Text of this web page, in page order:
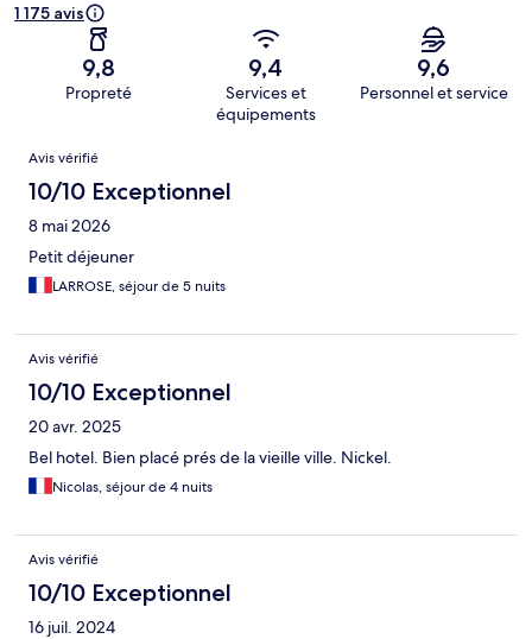
1 175 avis
9,8
Propreté
9,4
Services et
équipements
9,6
Personnel et service
Avis
Avis vérifié
10/10 Exceptionnel
8 mai 2026
Petit déjeuner
LARROSE, séjour de 5 nuits
Avis vérifié
10/10 Exceptionnel
20 avr. 2025
Bel hotel. Bien placé prés de la vieille ville. Nickel.
Nicolas, séjour de 4 nuits
Avis vérifié
10/10 Exceptionnel
16 juil. 2024